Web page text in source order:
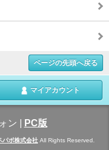
ページの先頭へ戻る
マイアカウント
ン PC版
パボ株式会社 All Rights Reserved.